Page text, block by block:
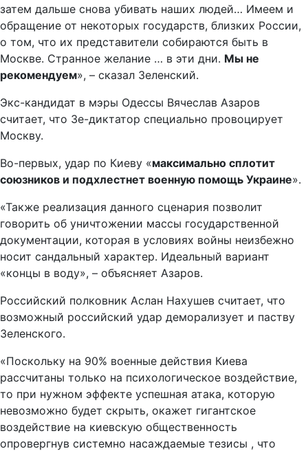
затем дальше снова убивать наших людей… Имеем и
обращение от некоторых государств, близких России,
о том, что их представители собираются быть в
Москве. Странное желание … в эти дни. Мы не
рекомендуем», – сказал Зеленский.
Экс-кандидат в мэры Одессы Вячеслав Азаров
считает, что Зе-диктатор специально провоцирует
Москву.
Во-первых, удар по Киеву «максимально сплотит
союзников и подхлестнет военную помощь Украине».
«Также реализация данного сценария позволит
говорить об уничтожении массы государственной
документации, которая в условиях войны неизбежно
носит сандальный характер. Идеальный вариант
«концы в воду», – объясняет Азаров.
Российский полковник Аслан Нахушев считает, что
возможный российский удар деморализует и паству
Зеленского.
«Поскольку на 90% военные действия Киева
рассчитаны только на психологическое воздействие,
то при нужном эффекте успешная атака, которую
невозможно будет скрыть, окажет гигантское
воздействие на киевскую общественность
опровергнув системно насаждаемые тезисы , что